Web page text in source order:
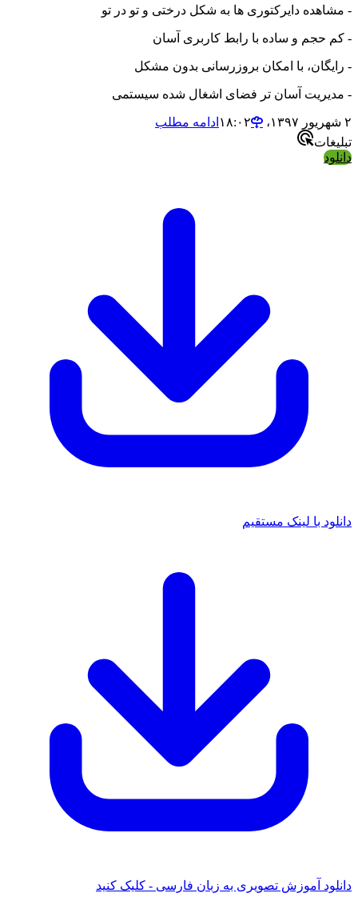
- مشاهده دایرکتوری ها به شکل درختی و تو در تو
- کم حجم و ساده با رابط کاربری آسان
- رایگان، با امکان بروزرسانی بدون مشکل
- مدیریت آسان تر فضای اشغال شده سیستمی
۲ شهریور ۱۳۹۷،‏ ۱۸:۰۲
ادامه مطلب
تبلیغات
دانلود
دانلود با لینک مستقیم
دانلود آموزش تصویری به زبان فارسی - کلیک کنید